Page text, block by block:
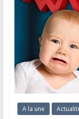
A la une